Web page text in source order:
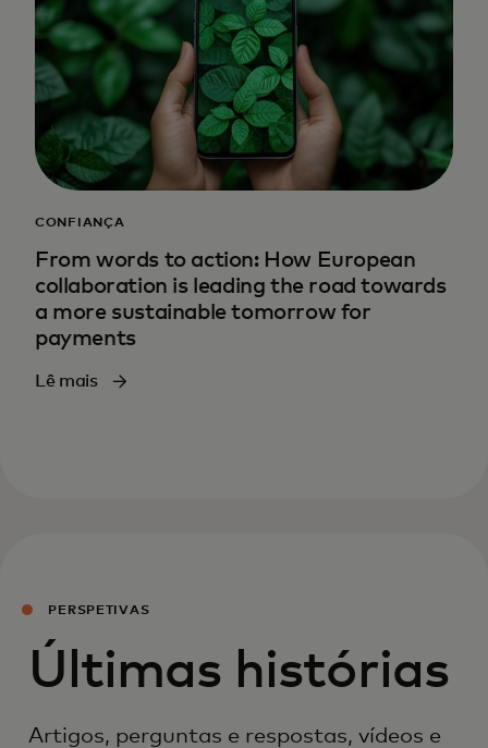
CONFIANÇA
From words to action: How European
collaboration is leading the road towards
a more sustainable tomorrow for
payments
Lê mais
PERSPETIVAS
Últimas histórias
Artigos, perguntas e respostas, vídeos e